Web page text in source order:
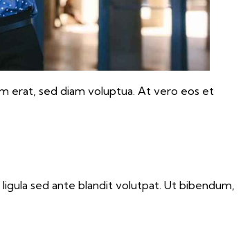
erat, sed diam voluptua. At vero eos et
sed ante blandit volutpat. Ut bibendum,